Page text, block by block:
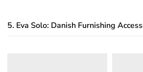
5. Eva Solo: Danish Furnishing